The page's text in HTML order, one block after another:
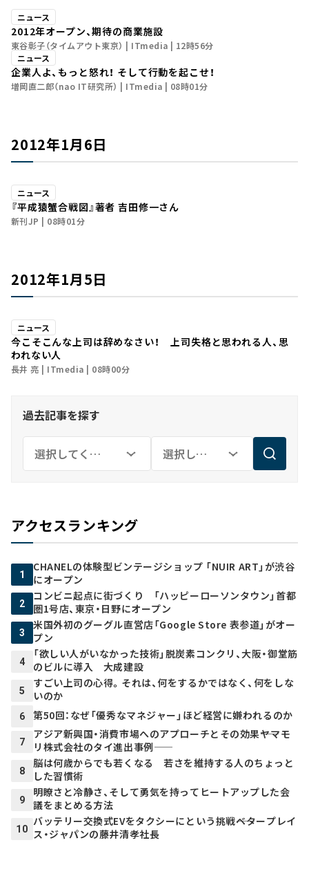
ニュース
2012年オープン、期待の商業施設
東谷彰子（タイムアウト東京） ITmedia
12時56分
ニュース
企業人よ、もっと怒れ！ そして行動を起こせ！
増岡直二郎（nao IT研究所） ITmedia 08時01分
2012年1月6日
ニュース
『平成猿蟹合戦図』著者 吉田修一さん
新刊JP 08時01分
2012年1月5日
ニュース
今こそこんな上司は辞めなさい！ ――上司失格と思われる人、思
われない人
長井 亮 ITmedia 08時00分
過去記事を探す
アクセスランキング
1
CHANELの体験型ビンテージショップ 「NUIR ART」が渋谷
にオープン
2
コンビニ起点に街づくり 「ハッピーローソンタウン」首都
圏1号店、東京・日野にオープン
3
米国外初のグーグル直営店「Google Store 表参道」がオー
プン
4
「欲しい人がいなかった技術」脱炭素コンクリ、大阪・御堂筋
のビルに導入 大成建設
5
すごい上司の心得。それは、何をするかではなく、何をしな
いのか
6 第50回：なぜ「優秀なマネジャー」ほど経営に嫌われるのか
7
アジア新興国・消費市場へのアプローチとその効果――ヤマモ
リ株式会社のタイ進出事例――
8
脳は何歳からでも若くなる 若さを維持する人のちょっと
した習慣術
9
明瞭さと冷静さ、そして勇気を持ってヒートアップした会
議をまとめる方法
10
バッテリー交換式EVをタクシーにという挑戦――ベタープレイ
ス・ジャパンの藤井清孝社長